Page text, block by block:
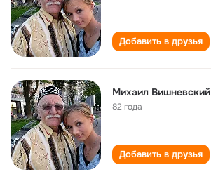
Добавить в друзья
Михаил Вишневский
82 года
Добавить в друзья